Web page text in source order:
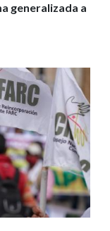
generalizada a